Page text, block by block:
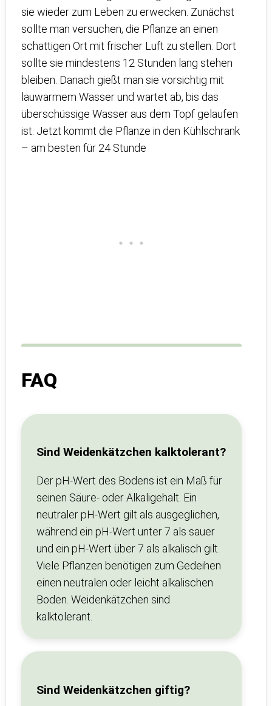
sie wieder zum Leben zu erwecken. Zunächst
sollte man versuchen, die Pflanze an einen
schattigen Ort mit frischer Luft zu stellen. Dort
sollte sie mindestens 12 Stunden lang stehen
bleiben. Danach gießt man sie vorsichtig mit
lauwarmem Wasser und wartet ab, bis das
überschüssige Wasser aus dem Topf gelaufen
ist. Jetzt kommt die Pflanze in den Kühlschrank
– am besten für 24 Stunde
FAQ
Sind Weidenkätzchen kalktolerant?
Der pH-Wert des Bodens ist ein Maß für
seinen Säure- oder Alkaligehalt. Ein
neutraler pH-Wert gilt als ausgeglichen,
während ein pH-Wert unter 7 als sauer
und ein pH-Wert über 7 als alkalisch gilt.
Viele Pflanzen benötigen zum Gedeihen
einen neutralen oder leicht alkalischen
Boden. Weidenkätzchen sind
kalktolerant.
Sind Weidenkätzchen giftig?